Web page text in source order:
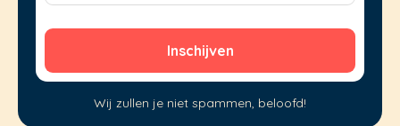
Wij zullen je niet spammen, beloofd!